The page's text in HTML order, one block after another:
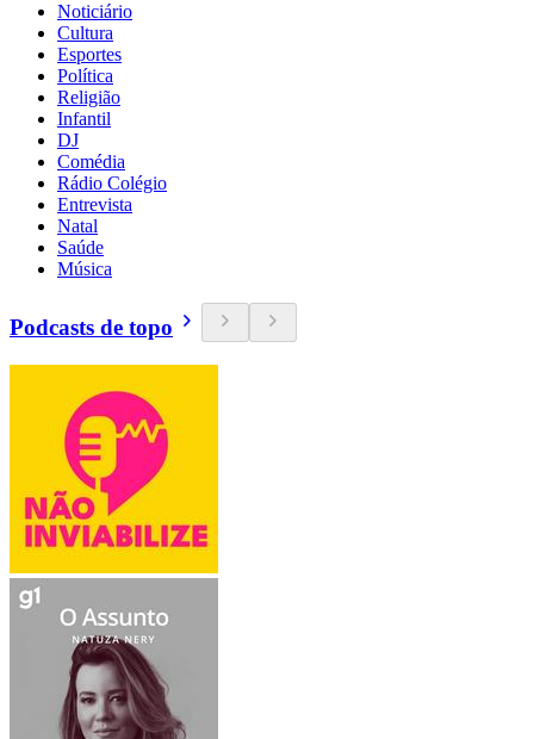
Noticiário
Cultura
Esportes
Política
Religião
Infantil
DJ
Comédia
Rádio Colégio
Entrevista
Natal
Saúde
Música
Podcasts de topo